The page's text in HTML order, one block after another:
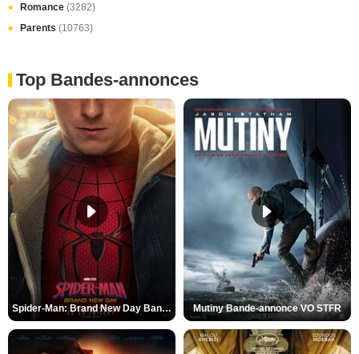
Romance (3282)
Parents (10763)
Top Bandes-annonces
Spider-Man: Brand New Day Bande-annonce VO STFR Mutiny Bande-annonce VO STFR